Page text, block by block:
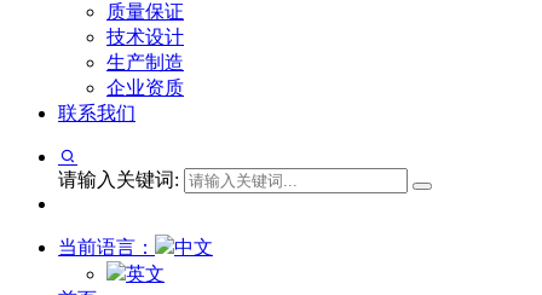
质量保证
技术设计
生产制造
企业资质
联系我们
请输入关键词:
当前语言：
中文
英文